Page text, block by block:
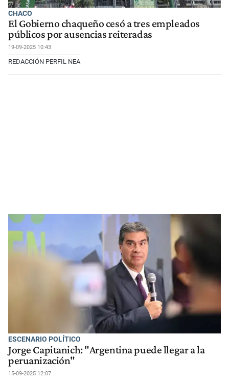
CHACO
El Gobierno chaqueño cesó a tres empleados
públicos por ausencias reiteradas
19-09-2025 10:43
REDACCIÓN PERFIL NEA
ESCENARIO POLÍTICO
Jorge Capitanich: "Argentina puede llegar a la
peruanización"
15-09-2025 12:07